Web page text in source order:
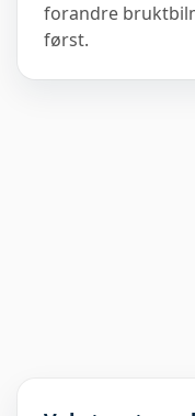
forandre
først.